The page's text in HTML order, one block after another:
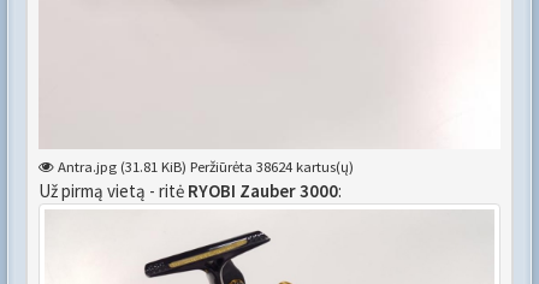
Antra.jpg (31.81 KiB) Peržiūrėta 38624 kartus(ų)
Už pirmą vietą - ritė RYOBI Zauber 3000: